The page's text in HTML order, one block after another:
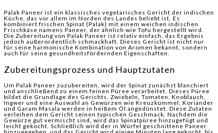
Palak Paneer ist ein klassisches vegetarisches Gericht der indischen
Küche, das vor allem im Norden des Landes beliebt ist. Es
kombiniert frischen Spinat (Palak) mit einem weichen indischen
Frischkäse namens Paneer, der ähnlich wie Tofu hergestellt wird.
Die Zubereitung von Palak Paneer ist relativ einfach, das Ergebnis
jedoch außerordentlich schmackhaft. Dieses Gericht ist nicht nur
für seine harmonische Kombination von Aromen bekannt, sondern
auch für seine gesundheitsfördernden Eigenschaften.
Zubereitungsprozess und Hauptzutaten
Um Palak Paneer zuzubereiten, wird der Spinat zunächst blanchiert
und anschließend zu einem feinen Püree verarbeitet. Dieses Püree
bildet die Grundlage des Gerichts. Zwiebeln, Tomaten, Knoblauch,
Ingwer und eine Auswahl an Gewürzen wie Kreuzkümmel, Koriander
und Garam Masala werden in heißem Öl angedünstet. Diese Zutaten
verleihen dem Gericht seinen typischen Geschmack. Nachdem die
Gewürze gut vermischt sind, wird das Spinatpüree hinzugefügt und
leicht gekocht. Schließlich wird der in Würfel geschnittene Paneer